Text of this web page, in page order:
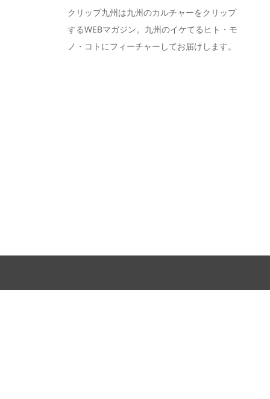
クリップ九州は九州のカルチャーをクリップ
するWEBマガジン。九州のイケてるヒト・モ
ノ・コトにフィーチャーしてお届けします。